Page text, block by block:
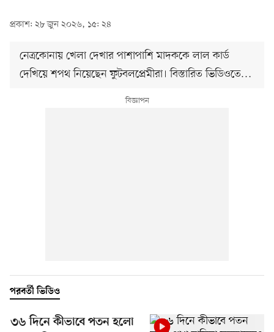
প্রকাশ: ২৮ জুন ২০২৬, ১৫: ২৪
নেত্রকোনায় খেলা দেখার পাশাপাশি মাদককে লাল কার্ড
দেখিয়ে শপথ নিয়েছেন ফুটবলপ্রেমীরা। বিস্তারিত ভিডিওতে…
পরবর্তী ভিডিও
৩৬ দিনে কীভাবে পতন হলো